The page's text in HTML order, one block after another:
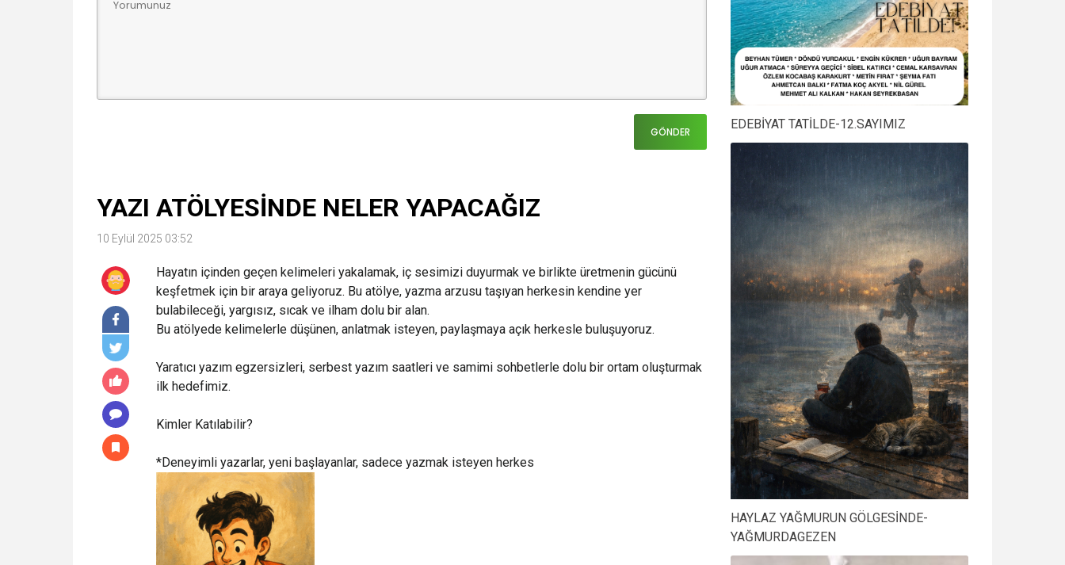
YAZI ATÖLYESİNDE NELER YAPACAĞIZ
10 Eylül 2025 03:52
Hayatın içinden geçen kelimeleri yakalamak, iç sesimizi duyurmak ve birlikte üretmenin gücünü
keşfetmek için bir araya geliyoruz. Bu atölye, yazma arzusu taşıyan herkesin kendine yer
bulabileceği, yargısız, sıcak ve ilham dolu bir alan.
Bu atölyede kelimelerle düşünen, anlatmak isteyen, paylaşmaya açık herkesle buluşuyoruz.
Yaratıcı yazım egzersizleri, serbest yazım saatleri ve samimi sohbetlerle dolu bir ortam oluşturmak
ilk hedefimiz.
Kimler Katılabilir?
*Deneyimli yazarlar, yeni başlayanlar, sadece yazmak isteyen herkes
EDEBİYAT TATİLDE-12.SAYIMIZ
HAYLAZ YAĞMURUN GÖLGESİNDE-
YAĞMURDAGEZEN